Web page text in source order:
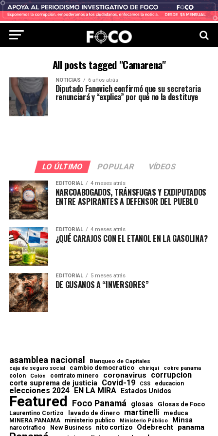
All posts tagged "Camarena"
NOTICIAS 6 años atrás
Diputado Fanovich confirmó que su secretaria
renunciará y “explica” por qué no la destituye
LO ÚLTIMO POPULAR VÍDEOS
EDITORIAL 4 meses atrás
NARCOABOGADOS, TRÁNSFUGAS Y EXDIPUTADOS
ENTRE ASPIRANTES A DEFENSOR DEL PUEBLO
EDITORIAL 4 meses atrás
¿QUÉ CARAJOS CON EL ETANOL EN LA GASOLINA?
EDITORIAL 5 meses atrás
DE GUSANOS A “INVERSORES”
asamblea nacional Blanqueo de Capitales
caja de seguro social cambio democratico chiriqui cobre panama
colon Colón contrato minero coronavirus corrupcion
corte suprema de justicia Covid-19 CSS educacion
elecciones 2024 EN LA MIRA Estados Unidos
Featured Foco Panamá glosas Glosas de Foco
Laurentino Cortizo lavado de dinero martinelli meduca
MINERA PANAMA ministerio publico Ministerio Público Minsa
narcotrafico New Business nito cortizo Odebrecht panama